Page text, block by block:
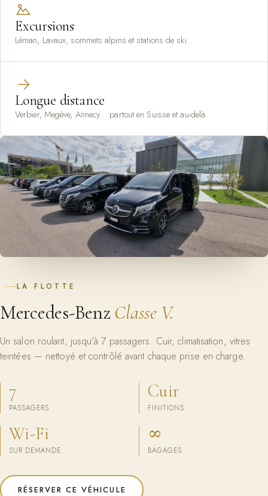
Excursions
Léman, Lavaux, sommets alpins et stations de ski.
Longue distance
Verbier, Megève, Annecy… partout en Suisse et au-delà.
LA FLOTTE
Mercedes-Benz Classe V.
Un salon roulant, jusqu'à 7 passagers. Cuir, climatisation, vitres
teintées — nettoyé et contrôlé avant chaque prise en charge.
7
PASSAGERS
Cuir
FINITIONS
Wi-Fi
SUR DEMANDE
∞
BAGAGES
RÉSERVER CE VÉHICULE